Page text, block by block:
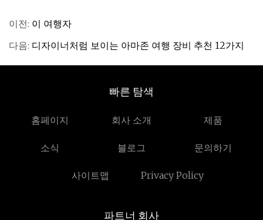
이전: 이 여행자
다음: 디자이너처럼 보이는 아마존 여행 장비 추천 12가지
빠른 탐색
홈페이지 회사 소개 제품
소식 블로그 문의하기
사이트맵 Privacy Policy
파트너 회사